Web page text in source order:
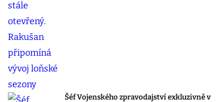
Šéf Vojenského zpravodajství exkluzivně v